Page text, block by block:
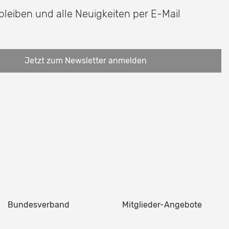
und alle Neuigkeiten per E-Mail
Jetzt zum Newsletter anmelden
Bundesverband Mitglieder-Angebote